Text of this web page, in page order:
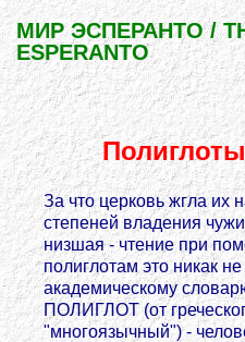
МИР ЭСПЕРАНТО /
ESPERANTO
За что церковь жгла их
степеней владения
низшая - чтение при
полиглотам это никак
академическому
ПОЛИГЛОТ (от
"многоязычный") -